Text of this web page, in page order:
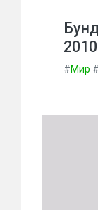
#Мир #